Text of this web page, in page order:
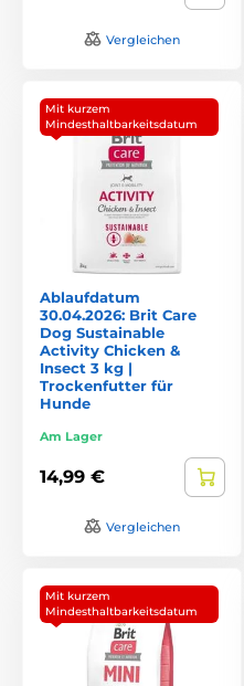
Vergleichen
Mit kurzem
Mindesthaltbarkeitsdatum
Ablaufdatum
30.04.2026: Brit Care
Dog Sustainable
Activity Chicken &
Insect 3 kg |
Trockenfutter für
Hunde
Am Lager
14,99 €
Vergleichen
Mit kurzem
Mindesthaltbarkeitsdatum